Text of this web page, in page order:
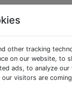
Apple
modo
other tracking
on our website, to
ads, to analyze
our visitors are